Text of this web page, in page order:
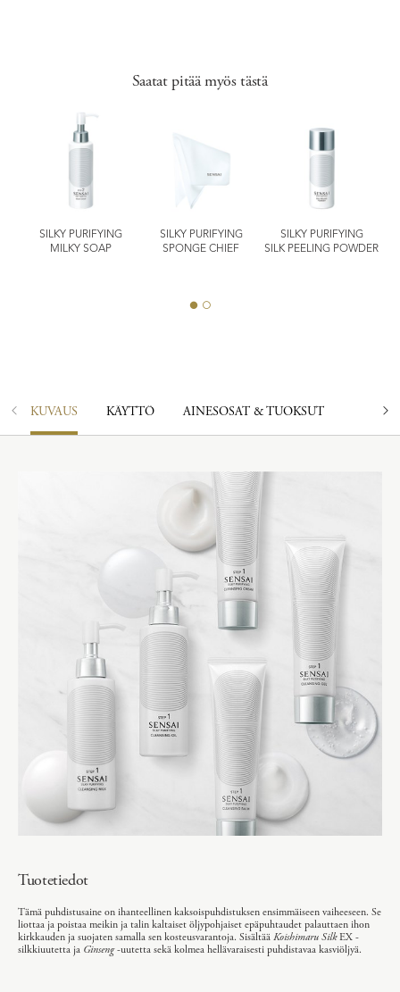
Saatat pitää myös tästä
SILKY PURIFYING
MILKY SOAP
SILKY PURIFYING
SPONGE CHIEF
SILKY PURIFYING
SILK PEELING POWDER
KUVAUS KÄYTTÖ AINESOSAT & TUOKSUT
Tuotetiedot
Tämä puhdistusaine on ihanteellinen kaksoispuhdistuksen ensimmäiseen vaiheeseen. Se
liottaa ja poistaa meikin ja talin kaltaiset öljypohjaiset epäpuhtaudet palauttaen ihon
kirkkauden ja suojaten samalla sen kosteusvarantoja. Sisältää Koishimaru SilkEX -
silkkiuutetta ja Ginseng-uutetta sekä kolmea hellävaraisesti puhdistavaa kasviöljyä.